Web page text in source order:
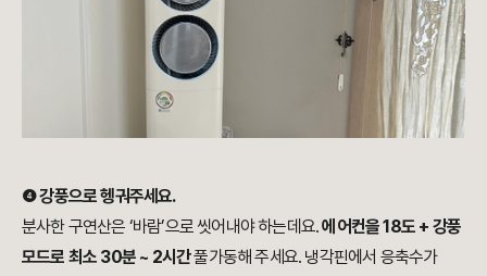
❹강풍으로 헹궈주세요.
분사한 구연산은 ‘바람’으로 씻어내야 하는데요.에어컨을 18도 + 강풍
모드로 최소 30분 ~ 2시간풀가동해 주세요. 냉각핀에서 응축수가